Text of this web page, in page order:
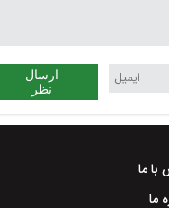
ارسال
نظر
با ما
ما